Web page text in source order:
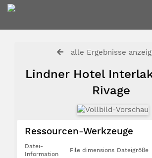
alle Ergebnisse
Lindner Hotel
Rivage
Ressourcen-Werkzeuge
Datei-
Information
File dimensions Dateigröße